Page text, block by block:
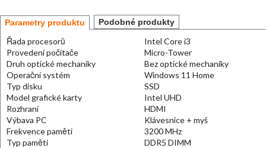
Parametry produktu Podobné produkty
Řada procesorů
Intel Core i3
Provedení počítače
Micro-Tower
Druh optické mechaniky
Bez optické mechaniky
Operační systém
Windows 11 Home
Typ disku
SSD
Model grafické karty
Intel UHD
Rozhraní
HDMI
Výbava PC
Klávesnice + myš
Frekvence paměti
3200 MHz
Typ paměti
DDR5 DIMM